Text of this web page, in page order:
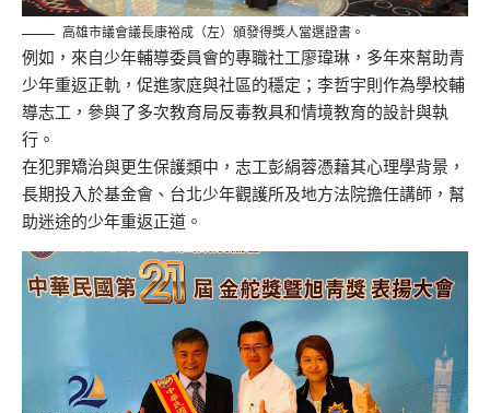
高雄市議會議長康裕成（左）頒發得獎人當選證書。
例如，來自少年輔導委員會的專職社工廖瑋琳，多年來幫助青
少年重返正軌，促進家庭與社區的穩定；李哲宇則作為學校輔
導志工，參與了多次教育局反毒教具和情境教育的設計與執
行。
在犯罪矯治與更生保護類中，志工彭絹蓉憑藉其心理學背景，
長期投入於基金會、台北少年觀護所及地方法院擔任講師，幫
助迷途的少年重返正道。